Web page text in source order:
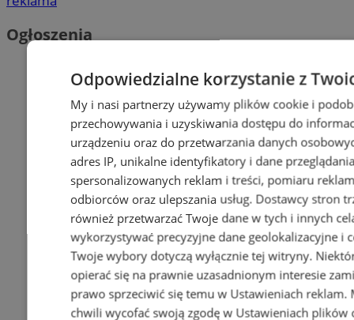
Ogłoszenia
Odpowiedzialne korzystanie z
My i nasi partnerzy używamy plików cookie i
przechowywania i uzyskiwania dostępu do
urządzeniu oraz do przetwarzania danych
adres IP, unikalne identyfikatory i dane
spersonalizowanych reklam i treści, pomiaru
odbiorców oraz ulepszania usług. Dostawcy stron
również przetwarzać Twoje dane w tych i innych
wykorzystywać precyzyjne dane geolokalizacyjne i
Twoje wybory dotyczą wyłącznie tej witryny.
opierać się na prawnie uzasadnionym interesie
prawo sprzeciwić się temu w Ustawieniach reklam.
chwili wycofać swoją zgodę w Ustawieniach plików